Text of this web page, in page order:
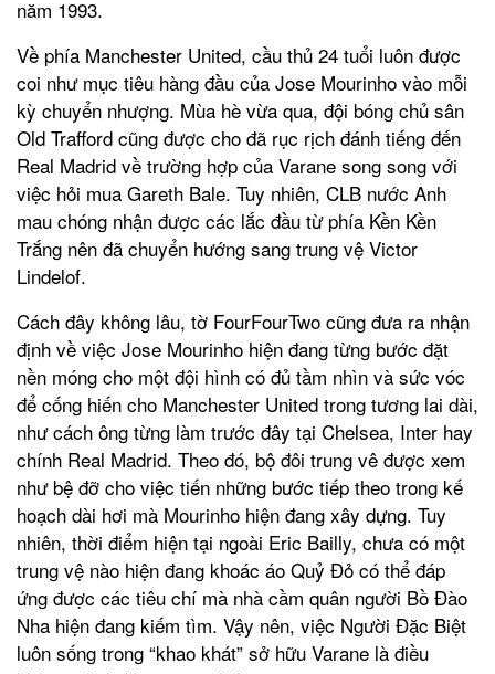
năm 1993.
Về phía Manchester United, cầu thủ 24 tuổi luôn được
coi như mục tiêu hàng đầu của Jose Mourinho vào mỗi
kỳ chuyển nhượng. Mùa hè vừa qua, đội bóng chủ sân
Old Trafford cũng được cho đã rục rịch đánh tiếng đến
Real Madrid về trường hợp của Varane song song với
việc hỏi mua Gareth Bale. Tuy nhiên, CLB nước Anh
mau chóng nhận được các lắc đầu từ phía Kền Kền
Trắng nên đã chuyển hướng sang trung vệ Victor
Lindelof.
Cách đây không lâu, tờ FourFourTwo cũng đưa ra nhận
định về việc Jose Mourinho hiện đang từng bước đặt
nền móng cho một đội hình có đủ tầm nhìn và sức vóc
để cống hiến cho Manchester United trong tương lai dài,
như cách ông từng làm trước đây tại Chelsea, Inter hay
chính Real Madrid. Theo đó, bộ đôi trung vê được xem
như bệ đỡ cho việc tiến những bước tiếp theo trong kế
hoạch dài hơi mà Mourinho hiện đang xây dựng. Tuy
nhiên, thời điểm hiện tại ngoài Eric Bailly, chưa có một
trung vệ nào hiện đang khoác áo Quỷ Đỏ có thể đáp
ứng được các tiêu chí mà nhà cầm quân người Bồ Đào
Nha hiện đang kiếm tìm. Vậy nên, việc Người Đặc Biệt
luôn sống trong “khao khát” sở hữu Varane là điều